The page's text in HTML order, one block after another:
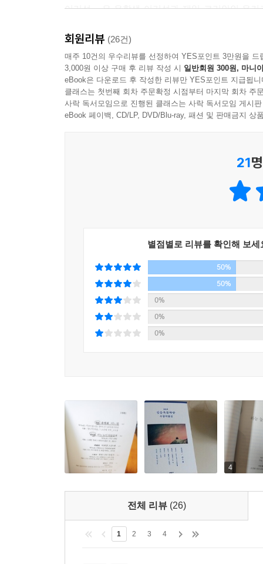
이기성」은 유학생 이기성과 재일 코리안인 유
★
김승옥문학상을 문학동네가 주관하면서 변경된
작가들의 작품을 대상으로 7편을 가려 뽑고 그 가
더 주목하는 경향은 문학뿐만 아니라 예술계 전
2018년 7월부터 2019년 6월까지 1년 동안 발표
합류한 본심에서 최종 7편을 선정하는 일은 지
_‘심사 경위 및 심사평’에서
윤성희, 「어느 밤」
‘어제와 다르지 않은 오늘’을 결정적인 ‘그날 밤
이어지는 여성의 시간을 단 하나의 순간, ‘어느
그런데 싸우지 않고도 헤어질 수 있더라고요. 청
(『문학동네』 2018년 겨울호)
■ 1999년 동아일보 신춘문예에 단편소설 「레
한국일보문학상 등 수상.
권여선, 「하늘 높이 아름답게」
방금 그 속에서 꺼낸 듯한 언어로 인물의 생각
읽더라도 누군가는 ‘권여선’이라는 작가명을 ‘불
회원리뷰 (26건)
매주 10건의 우수리뷰를 선정하여 YES포인트 3만원을 드
3,000원 이상 구매 후 리뷰 작성 시 일반회원 300원, 마니
eBook은 다운로드 후 작성한 리뷰만 YES포인트 지급됩니
클래스는 첫번째 회차 주문확정 시점부터 마지막 회차 주
사락 독서모임으로 진행된 클래스는 사락 독서모임 게시
eBook 페이백, CD/LP, DVD/Blu-ray, 패션 및 판매금지 상
21
별점별로 리뷰를 확인해 보세
50%
50%
0%
0%
0%
4
전체 리뷰 (26)
1 2 3 4